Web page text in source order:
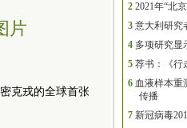
片
克戎的全球首张
2 2021年“北
3 意大利研究
4 多项研究显
5 荐书：《行
6 血液样本重
传播
7 新冠病毒